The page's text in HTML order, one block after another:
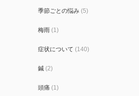
季節ごとの悩み(5)
梅雨(1)
症状について (140)
鍼(2)
頭痛 (1)